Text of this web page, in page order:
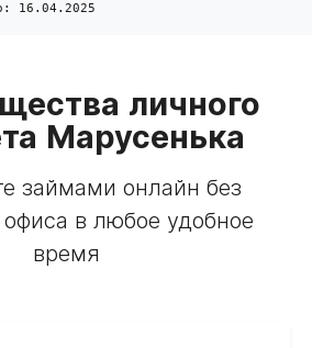
16.04.2025
личного
Марусенька
займами онлайн без
в любое удобное
время